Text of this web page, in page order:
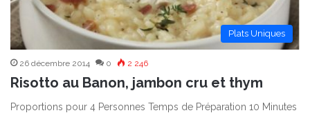
Plats Uniques
26 décembre 2014 0 2 246
Risotto au Banon, jambon cru et thym
Proportions pour 4 Personnes Temps de Préparation 10 Minutes